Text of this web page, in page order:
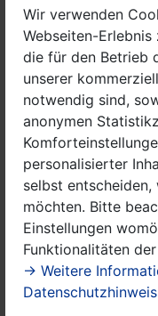
Wir verwenden
Webseiten-
die für den Betrieb
unserer
notwendig sind,
anonymen
personalisierter
selbst entscheiden,
möchten. Bitte
Einstellungen
Funktionalitäten
→ Weitere